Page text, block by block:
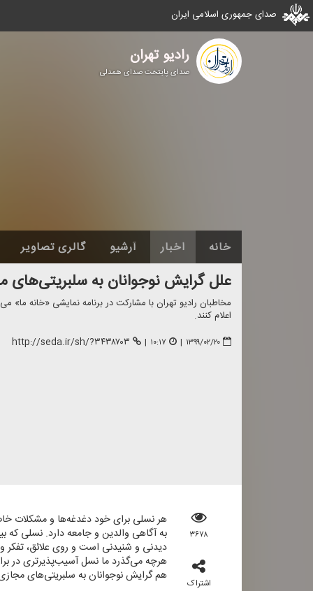
صدای جمهوری اسلامی ایران
رادیو تهران
صدای پایتخت صدای همدلی
خانه اخبار آرشیو گالری تصاویر
علل گرایش نوجوانان به سلبریتی‌های
مخاطبان رادیو تهران با مشاركت در برنامه نمایشی «خانه ما»
اعلام كنند.
۱۳۹۹/۰۲/۲۰ | ۱۰:۱۷ | http://seda.ir/sh/?۳۴۳۸۷۰۳
۳۶۷۸
اشتراک
هر نسلی برای خود دغدغه‌ها و مشكلات
به آگاهی والدین و جامعه دارد. نسلی
دیدنی و شنیدنی است و روی علائق، تفكر
هرچه می‌گذرد ما نسل آسیب‌پذیرتری در
هم گرایش نوجوانان به سلبریتی‌های